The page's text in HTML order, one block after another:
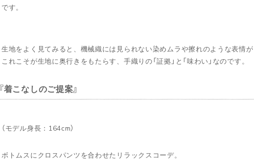
です。
生地をよく見てみると、機械織には見られない染めムラや擦れのような表情が
これこそが生地に奥行きをもたらす、手織りの「証拠」と「味わい」なのです。
着こなしのご提案
（モデル身長：164cm）
ボトムスにクロスパンツを合わせたリラックスコーデ。